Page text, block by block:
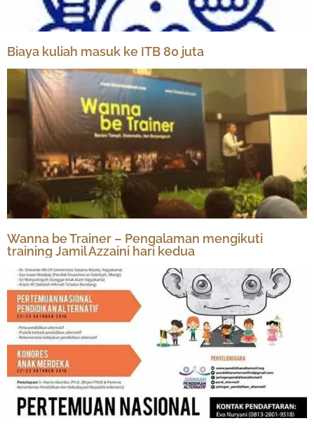
Biaya kuliah masuk ke ITB 80 juta
Wanna be Trainer – Pengalaman mengikuti
training Jamil Azzaini hari kedua